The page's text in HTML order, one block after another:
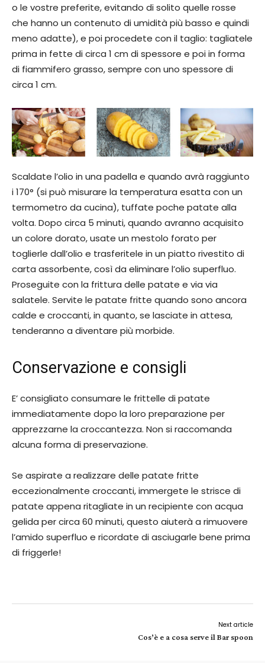
o le vostre preferite, evitando di solito quelle rosse
che hanno un contenuto di umidità più basso e quindi
meno adatte), e poi procedete con il taglio: tagliatele
prima in fette di circa 1 cm di spessore e poi in forma
di fiammifero grasso, sempre con uno spessore di
circa 1 cm.
Scaldate l’olio in una padella e quando avrà raggiunto
i 170° (si può misurare la temperatura esatta con un
termometro da cucina), tuffate poche patate alla
volta. Dopo circa 5 minuti, quando avranno acquisito
un colore dorato, usate un mestolo forato per
toglierle dall’olio e trasferitele in un piatto rivestito di
carta assorbente, così da eliminare l’olio superfluo.
Proseguite con la frittura delle patate e via via
salatele. Servite le patate fritte quando sono ancora
calde e croccanti, in quanto, se lasciate in attesa,
tenderanno a diventare più morbide.
Conservazione e consigli
E’ consigliato consumare le frittelle di patate
immediatamente dopo la loro preparazione per
apprezzarne la croccantezza. Non si raccomanda
alcuna forma di preservazione.
Se aspirate a realizzare delle patate fritte
eccezionalmente croccanti, immergete le strisce di
patate appena ritagliate in un recipiente con acqua
gelida per circa 60 minuti, questo aiuterà a rimuovere
l’amido superfluo e ricordate di asciugarle bene prima
di friggerle!
Next article
Cos’è e a cosa serve il Bar spoon